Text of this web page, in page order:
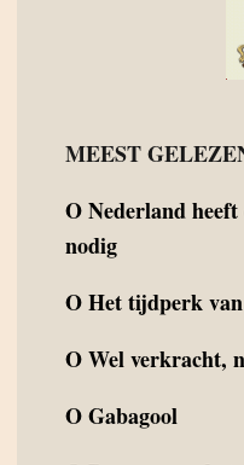
MEEST
ONederland
nodig
OHet tijdperk
OWel verkracht,
OGabagool